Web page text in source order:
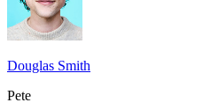
Douglas Smith
Pete